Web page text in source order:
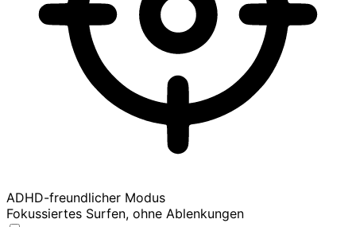
ADHD-freundlicher Modus
Fokussiertes Surfen, ohne Ablenkungen